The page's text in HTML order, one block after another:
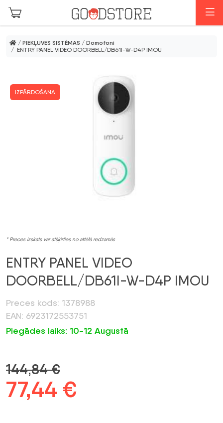
Skip to main content
/ PIEKĻUVES SISTĒMAS / Domofoni
/ ENTRY PANEL VIDEO DOORBELL/DB61I-W-D4P IMOU
IZPĀRDOŠANA
* Preces izskats var atšķirties no attēlā redzamās
ENTRY PANEL VIDEO
DOORBELL/DB61I-W-D4P IMOU
Preces kods: 1378988
EAN: 6923172553751
Piegādes laiks: 10-12 Augustā
144,84€
Sākotnējā
77,44 €